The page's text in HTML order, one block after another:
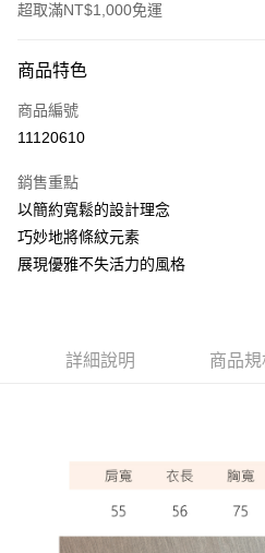
超取滿NT$1,000免運
信用卡一次付款
超商取貨付款
Apple Pay
悠遊付
全家取貨付款
每筆NT$60，滿NT$1,000(含以上)
每筆NT$80，滿NT$1,000(含以上)
商品特色
商品編號
11120610
銷售重點
以簡約寬鬆的設計理念
巧妙地將條紋元素
展現優雅不失活力的風格
詳細說明 商品